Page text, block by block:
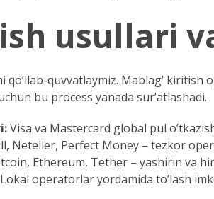
usullari
qo’llab-quvvatlaymiz. Mablag’
bu process yanada sur’atlashadi.
Visa va Mastercard global pul
Neteller, Perfect Money – tezkor
Ethereum, Tether – yashirin va
Lokal operatorlar yordamida to’lash